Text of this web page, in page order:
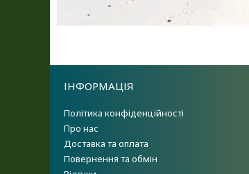
ІНФОРМАЦІЯ
Політика конфіденційності
Про нас
Доставка та оплата
Повернення та обмін